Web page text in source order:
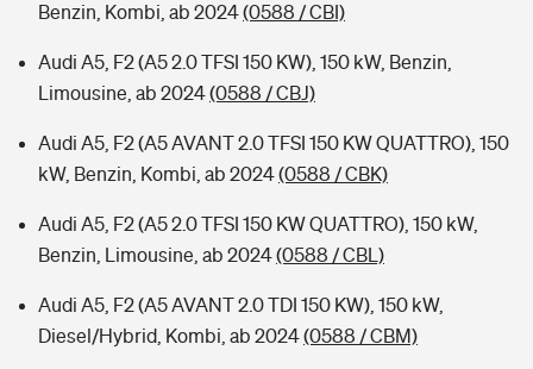
Benzin, Kombi, ab 2024(0588 / CBI)
Audi A5, F2 (A5 2.0 TFSI 150 KW), 150 kW, Benzin,
Limousine, ab 2024(0588 / CBJ)
Audi A5, F2 (A5 AVANT 2.0 TFSI 150 KW QUATTRO), 150
kW, Benzin, Kombi, ab 2024(0588 / CBK)
Audi A5, F2 (A5 2.0 TFSI 150 KW QUATTRO), 150 kW,
Benzin, Limousine, ab 2024(0588 / CBL)
Audi A5, F2 (A5 AVANT 2.0 TDI 150 KW), 150 kW,
Diesel/Hybrid, Kombi, ab 2024(0588 / CBM)